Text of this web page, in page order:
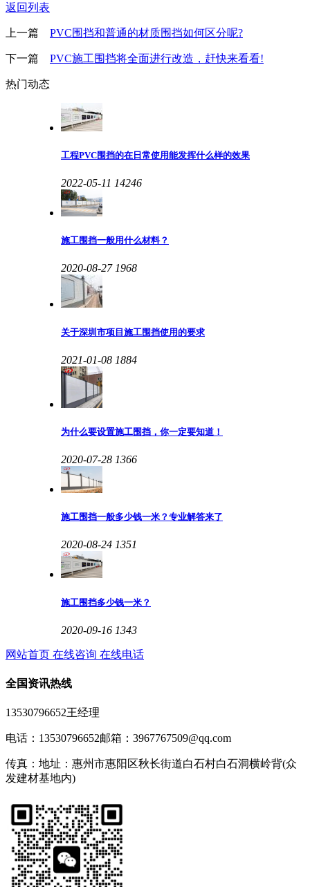
返回列表
上一篇 PVC围挡和普通的材质围挡如何区分呢?
下一篇 PVC施工围挡将全面进行改造，赶快来看看!
热门动态
工程PVC围挡的在日常使用能发挥什么样的效果
2022-05-11 14246
施工围挡一般用什么材料？
2020-08-27 1968
关于深圳市项目施工围挡使用的要求
2021-01-08 1884
为什么要设置施工围挡，你一定要知道！
2020-07-28 1366
施工围挡一般多少钱一米？专业解答来了
2020-08-24 1351
施工围挡多少钱一米？
2020-09-16 1343
网站首页 在线咨询 在线电话
全国资讯热线
13530796652王经理
电话：13530796652邮箱：3967767509@qq.com
传真： 地址：惠州市惠阳区秋长街道白石村白石洞横岭背(众
发建材基地内)